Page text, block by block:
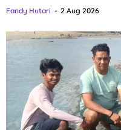
Fandy Hutari 2 Aug 2026